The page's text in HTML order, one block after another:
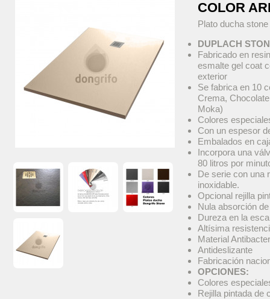
COLOR
Plato ducha
DUPLACH
Fabricado en
esmalte gel coat
exterior
Se fabrica en 10
Crema,
Moka)
Colores
Con un espesor
Embalados en
Incorpora una
80 litros por
De serie con una
inoxidable.
Opcional rejilla
Nula absorción
Dureza en la
Altísima
Material
Antideslizante
Fabricación
OPCIONES:
Colores
Rejilla pintada de